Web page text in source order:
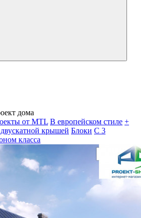
дома
от MTL В европейском стиле +
крышей Блоки С 3
класса